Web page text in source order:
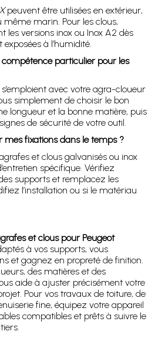
peuvent être utilisées en extérieur,
marin. Pour les clous,
les versions inox ou Inox A2 dès
à l’humidité.
particulier pour les
avec votre agra-cloueur
simplement de choisir le bon
longueur et la bonne matière, puis
de sécurité de votre outil.
fixations dans le temps ?
et clous galvanisés ou inox
spécifique. Vérifiez
supports et remplacez les
l’installation ou si le matériau
et clous pour Peugeot
à vos supports, vous
et gagnez en propreté de finition.
des matières et des
aide à ajuster précisément votre
Pour vos travaux de toiture, de
fine, équipez votre appareil
compatibles et prêts à suivre le